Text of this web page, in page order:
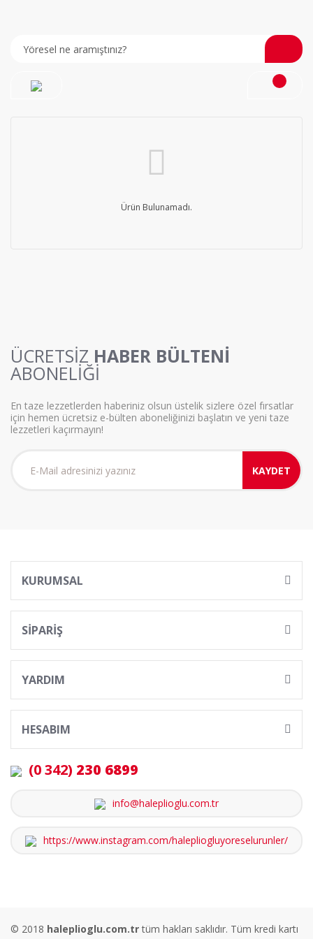
Ürün Bulunamadı.
ÜCRETSİZ HABER BÜLTENİ
ABONELİĞİ
En taze lezzetlerden haberiniz olsun üstelik sizlere özel fırsatlar
için hemen ücretsiz e-bülten aboneliğinizi başlatın ve yeni taze
lezzetleri kaçırmayın!
KAYDET
KURUMSAL
SİPARİŞ
YARDIM
HESABIM
(0 342) 230 6899
info@haleplioglu.com.tr
https://www.instagram.com/halepliogluyoreselurunler/
© 2018 haleplioglu.com.trtüm hakları saklıdır. Tüm kredi kartı